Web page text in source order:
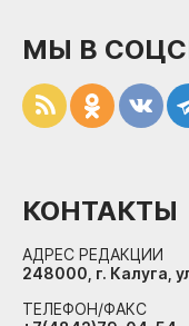
МЫ В
КОНТАКТЫ
АДРЕС РЕДАКЦИИ
248000, г. Калуга,
ТЕЛЕФОН/ФАКС